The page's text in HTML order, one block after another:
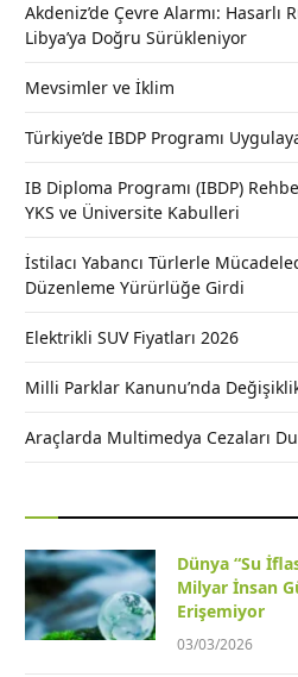
Akdeniz’de Çevre Alarmı: Hasarlı
Libya’ya Doğru Sürükleniyor
Mevsimler ve İklim
Türkiye’de IBDP Programı
IB Diploma Programı (IBDP)
YKS ve Üniversite Kabulleri
İstilacı Yabancı Türlerle
Düzenleme Yürürlüğe Girdi
Elektrikli SUV Fiyatları 2026
Milli Parklar Kanunu’nda
Araçlarda Multimedya Cezaları
Dünya “Su
Milyar İnsan
Erişemiyor
03/03/2026